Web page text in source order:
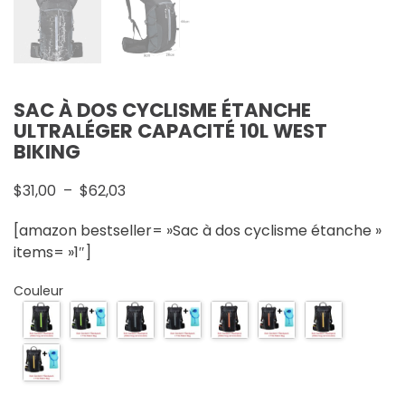
SAC À DOS CYCLISME ÉTANCHE
ULTRALÉGER CAPACITÉ 10L WEST
BIKING
$31,00 – $62,03
prix :
$62,03
[amazon bestseller= »Sac à dos cyclisme étanche »
items= »1″]
Couleur